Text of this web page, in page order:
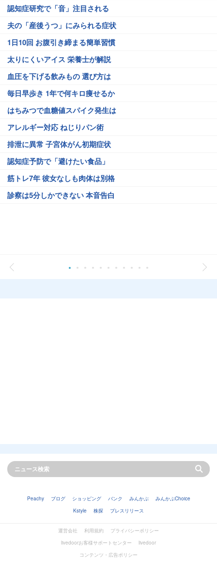
認知症研究で「音」注目される
夫の「産後うつ」にみられる症状
1日10回 お腹引き締まる簡単習慣
太りにくいアイス 栄養士が解説
血圧を下げる飲みもの 選び方は
毎日早歩き 1年で何キロ痩せるか
はちみつで血糖値スパイク発生は
アレルギー対応 ねじりパン術
排泄に異常 子宮体がん初期症状
認知症予防で「避けたい食品」
筋トレ7年 彼女なしも肉体は別格
診察は5分しかできない 本音告白
Peachy ブログ ショッピング バンク みんかぶ
みんかぶChoice
Kstyle
株探 プレスリリース
運営会社 利用規約
プライバシーポリシー
livedoorお客様サポートセンター
livedoor
コンテンツ・広告ポリシー